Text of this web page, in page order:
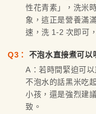
性花青素」，洗米
象，這正是營養滿
速，洗 1-2 次即可
Q3：
不泡水直接煮可以
A：若時間緊迫可
不泡水的話黑米吃
小孩，還是強烈建
致。